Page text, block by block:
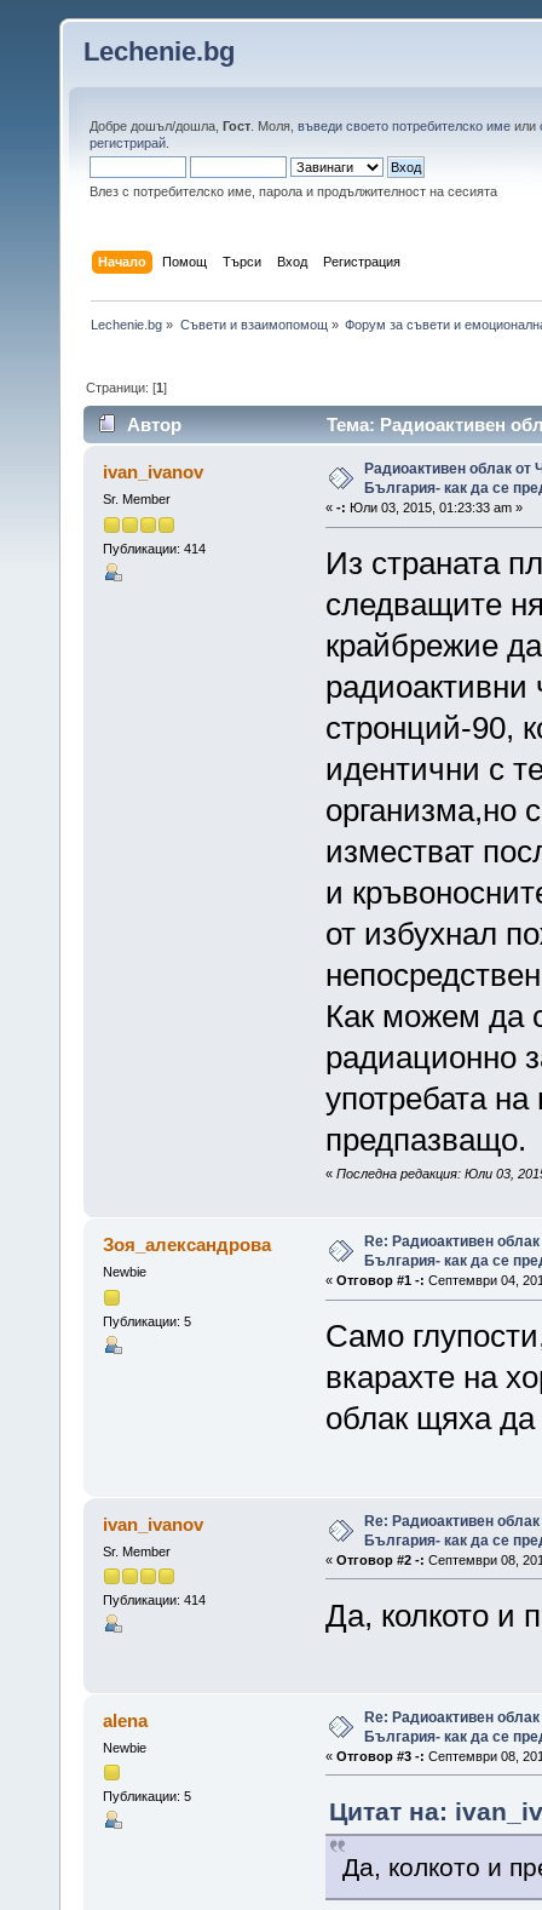
Lechenie.bg
Добре дошъл/дошла, Гост . Моля, въведи своето потребителско име или
регистрирай
Влез с потребителско име, парола и продължителност на сесията
Начало Помощ Търси Вход Регистрация
Lechenie.bg » Съвети и взаимопомощ » Форум за съвети и
Страници: [1]
Автор
Тема: Радиоактивен
(Прочетена 62695 пъти)
ivan_ivanov
Sr. Member
Публикации: 414
Радиоактивен облак от
България- как да се
« -: Юли 03, 2015, 01:23:33 am »
Из страната
следващите
крайбрежие
радиоактивни
стронций-90,
идентични с
организма,но
изместват
и
от избухнал
Как можем да
радиационно
употребата
предпазващо.
« Последна редакция: Юли 03,
Зоя_александрова
Newbie
Публикации: 5
Re: Радиоактивен
България- как да се
« Отговор #1 -: Септември 04,
Само
вкарахте на
облак щяха да
ivan_ivanov
Sr. Member
Публикации: 414
Re: Радиоактивен
България- как да се
« Отговор #2 -: Септември 08,
Да, колкото и
alena
Newbie
Публикации: 5
Re: Радиоактивен
България- как да се
« Отговор #3 -: Септември 08,
Цитат на:
Да, колкото и